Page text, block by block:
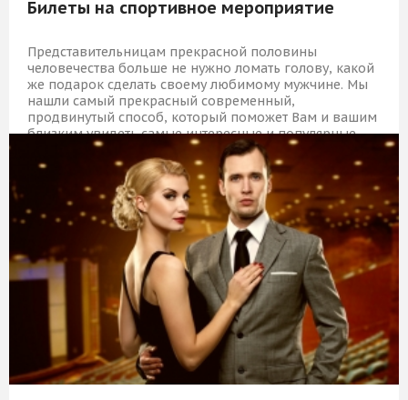
Билеты на спортивное мероприятие
Представительницам прекрасной половины
человечества больше не нужно ломать голову, какой
же подарок сделать своему любимому мужчине. Мы
нашли самый прекрасный современный,
продвинутый способ, который поможет Вам и вашим
близким увидеть самые интересные и популярные
события в мире спорта.
4 109 Р КУПИТЬ